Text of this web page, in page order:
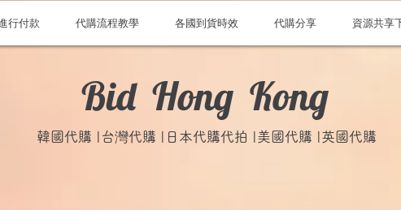
行付款 代購流程教學 各國到貨時效 代購分享 資源共享
Bid Hong Kong
韓國代購 |台灣代購 |日本代購代拍 |美國代購 |英國代購